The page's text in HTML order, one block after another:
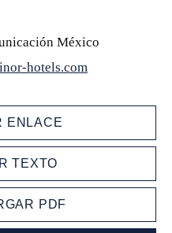
México
hotels.com
ENLACE
TEXTO
PDF